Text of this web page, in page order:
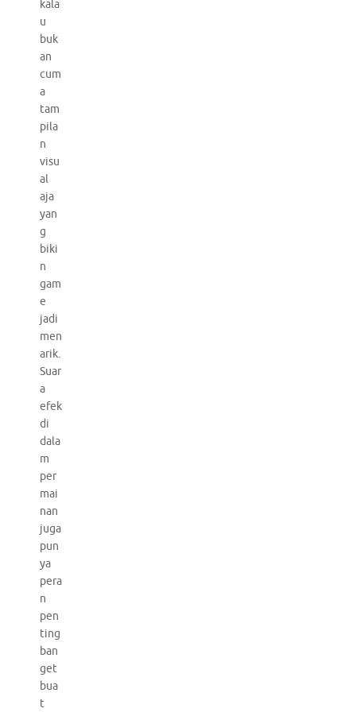
kala
u
buk
an
cum
a
tam
pila
n
visu
al
aja
yan
g
biki
n
gam
e
jadi
men
arik.
Suar
a
efek
di
dala
m
per
mai
nan
juga
pun
ya
pera
n
pen
ting
ban
get
bua
t